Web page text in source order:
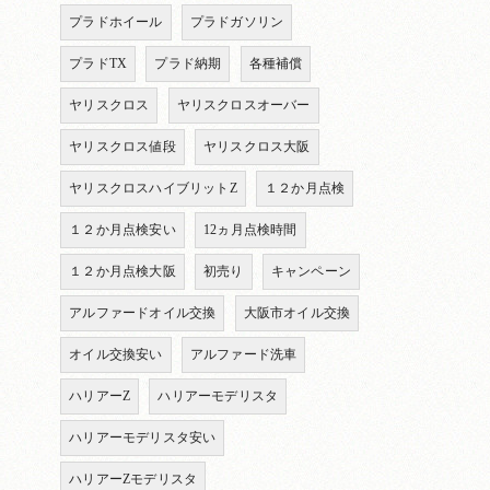
プラドホイール プラドガソリン
プラドTX プラド納期 各種補償
ヤリスクロス ヤリスクロスオーバー
ヤリスクロス値段 ヤリスクロス大阪
ヤリスクロスハイブリットZ １２か月点検
１２か月点検安い 12ヵ月点検時間
１２か月点検大阪 初売り キャンペーン
アルファードオイル交換 大阪市オイル交換
オイル交換安い アルファード洗車
ハリアーZ ハリアーモデリスタ
ハリアーモデリスタ安い
ハリアーZモデリスタ